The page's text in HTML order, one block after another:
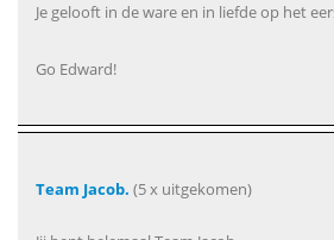
Je gelooft in de ware en in liefde op het
Go Edward!
Team Jacob. (5 x uitgekomen)